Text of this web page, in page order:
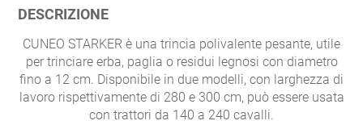
DESCRIZIONE
CUNEO STARKER è una trincia polivalente pesante, utile
per trinciare erba, paglia o residui legnosi con diametro
fino a 12 cm. Disponibile in due modelli, con larghezza di
lavoro rispettivamente di 280 e 300 cm, può essere usata
con trattori da 140 a 240 cavalli.